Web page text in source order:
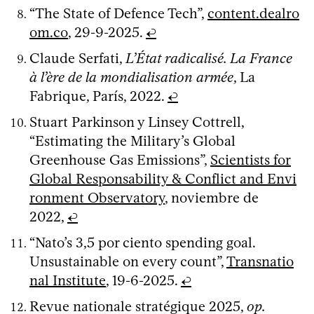
“The State of Defence Tech”, content.dealro
om.co, 29-9-2025. ↩
Claude Serfati,L’État radicalisé. La France
à l’ère de la mondialisation armée, La
Fabrique, París, 2022. ↩
Stuart Parkinson y Linsey Cottrell,
“Estimating the Military’s Global
Greenhouse Gas Emissions”, Scientists for
Global Responsability & Conflict and Envi
ronment Observatory, noviembre de
2022, ↩
“Nato’s 3,5 por ciento spending goal.
Unsustainable on every count”,Transnatio
nal Institute, 19-6-2025. ↩
Revue nationale stratégique 2025, op.